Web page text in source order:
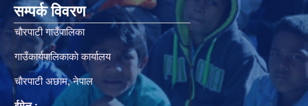
सम्पर्क विवरण
चाैरपाटी गाउँपालिका
गाउँकार्यपालिकाकाे कार्यालय
चाैरपाटी अछाम, नेपाल